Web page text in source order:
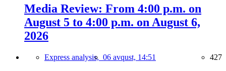
Media Review: From 4:00 p.m. on
August 5 to 4:00 p.m. on August 6,
2026
Express analysis, 06 avqust, 14:51 427